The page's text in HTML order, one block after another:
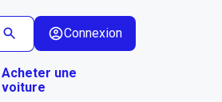
Connexion
Acheter une
voiture